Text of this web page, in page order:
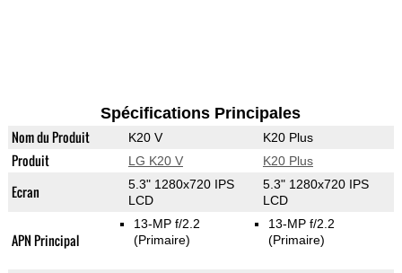
Spécifications Principales
Nom du Produit K20 V K20 Plus
Produit LG K20 V K20 Plus
Ecran
5.3" 1280x720 IPS
LCD
5.3" 1280x720 IPS
LCD
APN Principal
13-MP f/2.2
(Primaire)
13-MP f/2.2
(Primaire)